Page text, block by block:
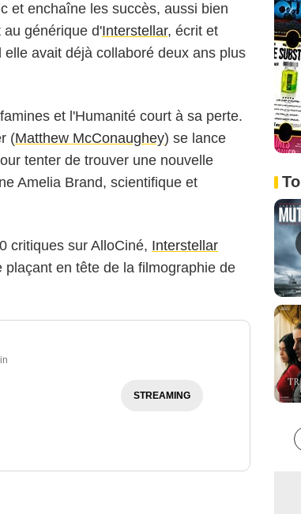
et enchaîne les succès, aussi bien
générique d'Interstellar, écrit et
elle avait déjà collaboré deux ans plus
et l'Humanité court à sa perte.
(Matthew McConaughey) se lance
tenter de trouver une nouvelle
Amelia Brand, scientifique et
critiques sur AlloCiné, Interstellar
en tête de la filmographie de
Hathaway
STREAMING